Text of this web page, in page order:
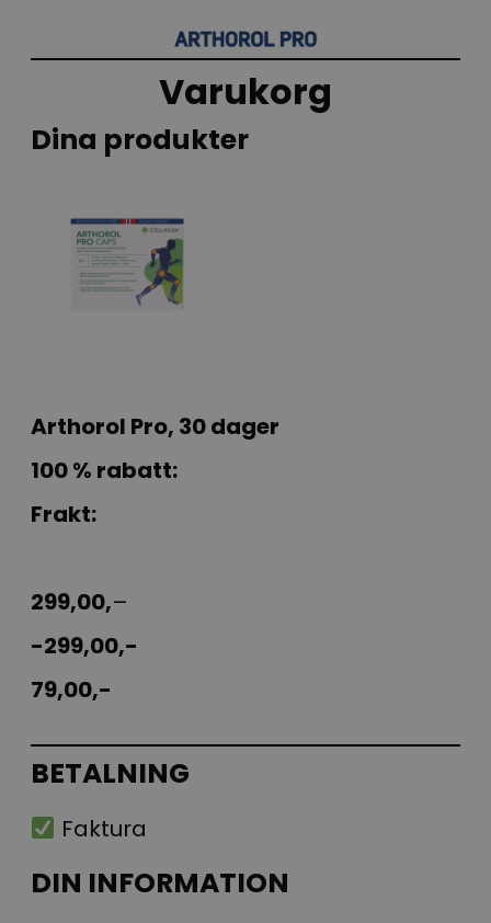
Varukorg
Dina produkter
Arthorol Pro, 30 dager
100 % rabatt:
Frakt:
299,00,–
-299,00,-
79,00,-
BETALNING
Faktura
DIN INFORMATION